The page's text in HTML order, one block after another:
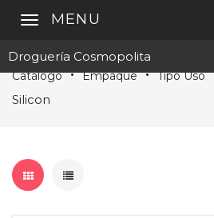
Droguería Cosmopolita
MENU
Catálogo Empaque Tipo Uso
Silicon